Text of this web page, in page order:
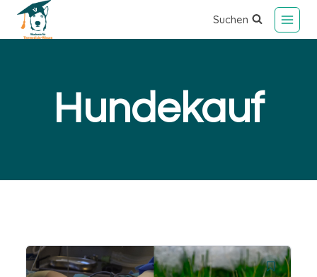
Suchen
Hundekauf